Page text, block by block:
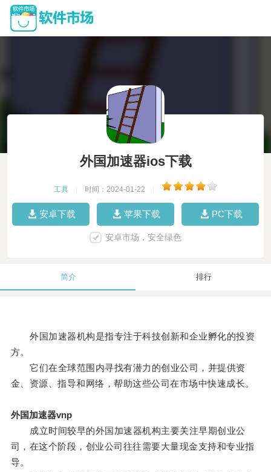
外国加速器ios下载
工具 时间：2024-01-22
安卓下载 苹果下载 PC下载
安卓市场，安全绿色
简介 排行
外国加速器机构是指专注于科技创新和企业孵化的投资
方。
它们在全球范围内寻找有潜力的创业公司，并提供资
金、资源、指导和网络，帮助这些公司在市场中快速成长。
外国加速器vnp
成立时间较早的外国加速器机构主要关注早期创业公
司，在这个阶段，创业公司往往需要大量现金支持和专业指
导。